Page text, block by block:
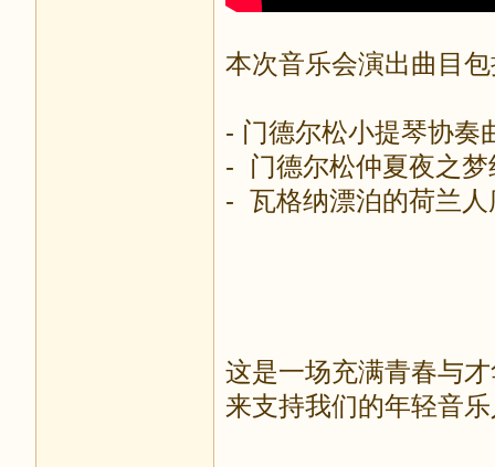
本次音乐会演出曲目
- 门德尔松小提琴协奏
- 门德尔松仲夏夜之梦
- 瓦格纳漂泊的荷兰人
这是一场充满青春与
来支持我们的年轻音